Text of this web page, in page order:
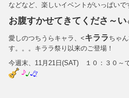
などなど、楽しいイベントがいっぱいで
お腹すかせてきてくださ～い
愛しのつちうらキャラ、<キララ ちゃ
す。。。キララ祭り以来のご登場！
今週末、11月21日(SAT) １０：３０～